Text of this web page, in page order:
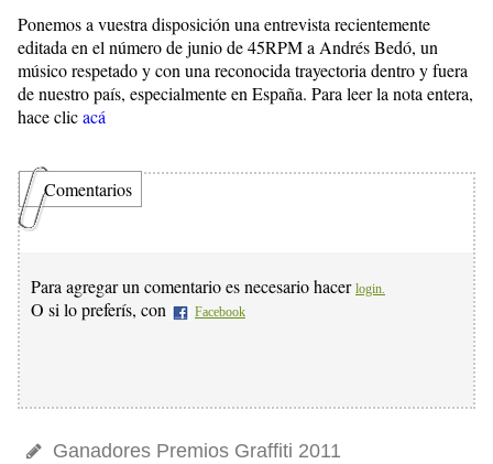
Ponemos a vuestra disposición una entrevista recientemente
editada en el número de junio de 45RPM a Andrés Bedó, un
músico respetado y con una reconocida trayectoria dentro y fuera
de nuestro país, especialmente en España. Para leer la nota entera,
hace clicacá
Comentarios
Para agregar un comentario es necesario hacer login.
O si lo preferís, con Facebook
Ganadores Premios Graffiti 2011